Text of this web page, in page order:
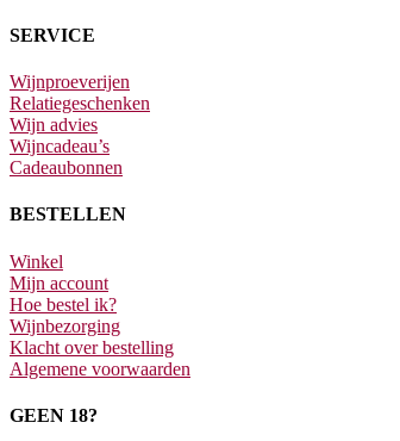
SERVICE
Wijnproeverijen
Relatiegeschenken
Wijn advies
Wijncadeau’s
Cadeaubonnen
BESTELLEN
Winkel
Mijn account
Hoe bestel ik?
Wijnbezorging
Klacht over bestelling
Algemene voorwaarden
GEEN 18?